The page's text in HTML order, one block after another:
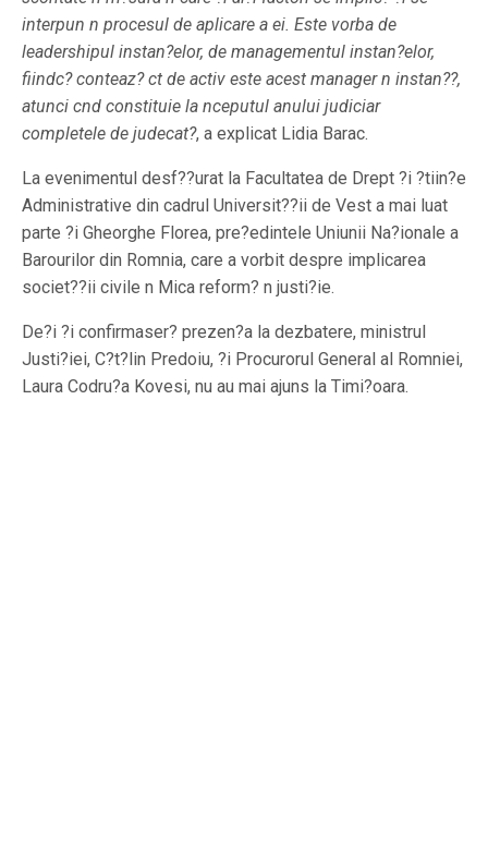
interpun n procesul de aplicare a ei. Este vorba de
leadershipul instan?elor, de managementul instan?elor,
fiindc? conteaz? ct de activ este acest manager n instan??,
atunci cnd constituie la nceputul anului judiciar
completele de judecat?, a explicat Lidia Barac.
La evenimentul desf??urat la Facultatea de Drept ?i ?tiin?e
Administrative din cadrul Universit??ii de Vest a mai luat
parte ?i Gheorghe Florea, pre?edintele Uniunii Na?ionale a
Barourilor din Romnia, care a vorbit despre implicarea
societ??ii civile n Mica reform? n justi?ie.
De?i ?i confirmaser? prezen?a la dezbatere, ministrul
Justi?iei, C?t?lin Predoiu, ?i Procurorul General al Romniei,
Laura Codru?a Kovesi, nu au mai ajuns la Timi?oara.